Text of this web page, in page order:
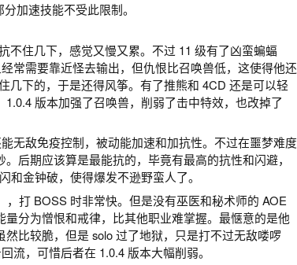
加速技能不受此限制。
不住几下，感觉又慢又累。不过 11 级有了凶蛮蝙蝠
常需要靠近怪去输出，但仇恨比召唤兽低，这使得他还
几下的，于是还得风筝。有了推熊和 4CD 还是可以轻
版本加强了召唤兽，削弱了击中特效，也改掉了
无敌免疫控制，被动能加速和加抗性。不过在噩梦难度
后期应该算是最能抗的，毕竟有最高的抗性和闪避，
和金钟破，使得爆发不逊野蛮人了。
打 BOSS 时非常快。但是没有巫医和秘术师的 AOE
分为憎恨和戒律，比其他职业难掌握。最惬意的是他
比较脆，但是 solo 过了地狱，只是打不过无敌喽啰
流，可惜后者在 1.0.4 版本大幅削弱。